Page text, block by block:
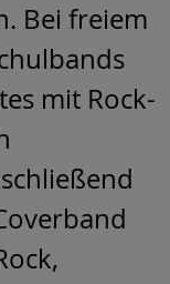
Bei freiem
mit Rock-